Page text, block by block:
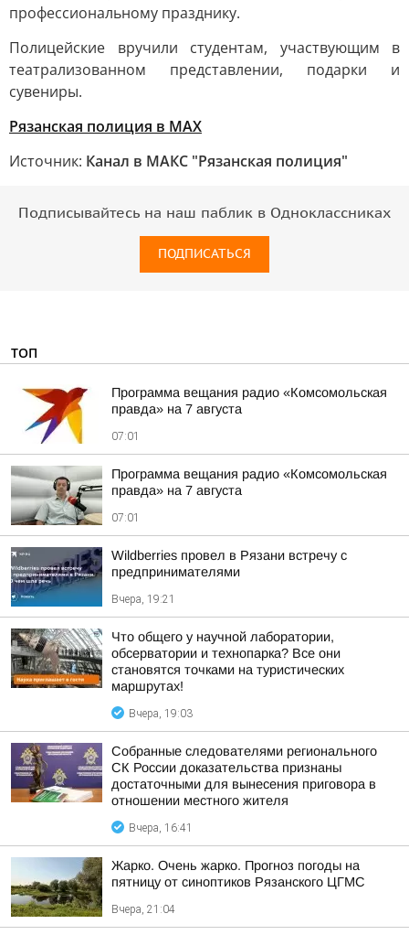
профессиональному празднику.
Полицейские вручили студентам, участвующим в
театрализованном представлении, подарки и
сувениры.
Рязанская полиция в МАХ
Источник: Канал в МАКС "Рязанская полиция"
Подписывайтесь на наш паблик в Одноклассниках
ПОДПИСАТЬСЯ
ТОП
Программа вещания радио «Комсомольская
правда» на 7 августа
07:01
Программа вещания радио «Комсомольская
правда» на 7 августа
07:01
Wildberries провел в Рязани встречу с
предпринимателями
Вчера, 19:21
Что общего у научной лаборатории,
обсерватории и технопарка? Все они
становятся точками на туристических
маршрутах!
Вчера, 19:03
Собранные следователями регионального
СК России доказательства признаны
достаточными для вынесения приговора в
отношении местного жителя
Вчера, 16:41
Жарко. Очень жарко. Прогноз погоды на
пятницу от синоптиков Рязанского ЦГМС
Вчера, 21:04